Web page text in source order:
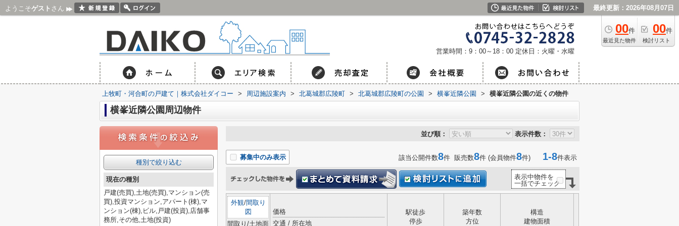
ようこそゲスト さん 最終更新：2026年08月07日
00件
最近見た物件
00件
検討リスト
営業時間：9：00～18：00 定休日：火曜・水曜
上牧町・河合町の戸建て｜株式会社ダイコー > 周辺施設案内 > 北葛城郡広陵町 > 北葛城郡広陵町の公園 > 横峯近隣公園 > 横峯近隣公園の近くの物件
横峯近隣公園周辺物件
並び順： 表示件数：
募集中のみ表示 該当公開件数8件 販売数8件 (会員物件8件) 1-8件表示
表示中物件を
一括でチェック
外観/間取り
図
間取り/土地面
価格
交通 / 所在地
駅徒歩
停歩
築年数
方位
構造
建物面積
種別で絞り込む
現在の種別
戸建(売買),土地(売買),マンション(売
買),投資マンション,アパート(棟),マ
ンション(棟),ビル,戸建(投資),店舗事
務所,その他,土地(投資)